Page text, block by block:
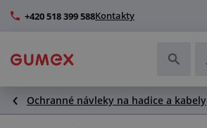
+420 518 399 588Kontakty
Hadice a jejich kompletace
Ochranné návleky na hadice a kabely